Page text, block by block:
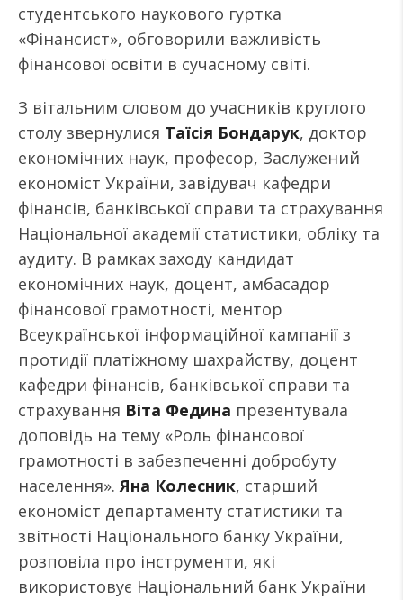
студентського наукового гуртка
«Фінансист», обговорили важливість
фінансової освіти в сучасному світі.
З вітальним словом до учасників круглого
столу звернулися Таїсія Бондарук, доктор
економічних наук, професор, Заслужений
економіст України, завідувач кафедри
фінансів, банківської справи та страхування
Національної академії статистики, обліку та
аудиту. В рамках заходу кандидат
економічних наук, доцент, амбасадор
фінансової грамотності, ментор
Всеукраїнської інформаційної кампанії з
протидії платіжному шахрайству, доцент
кафедри фінансів, банківської справи та
страхування Віта Федина презентувала
доповідь на тему «Роль фінансової
грамотності в забезпеченні добробуту
населення».Яна Колесник, старший
економіст департаменту статистики та
звітності Національного банку України,
розповіла про інструменти, які
використовує Національний банк України